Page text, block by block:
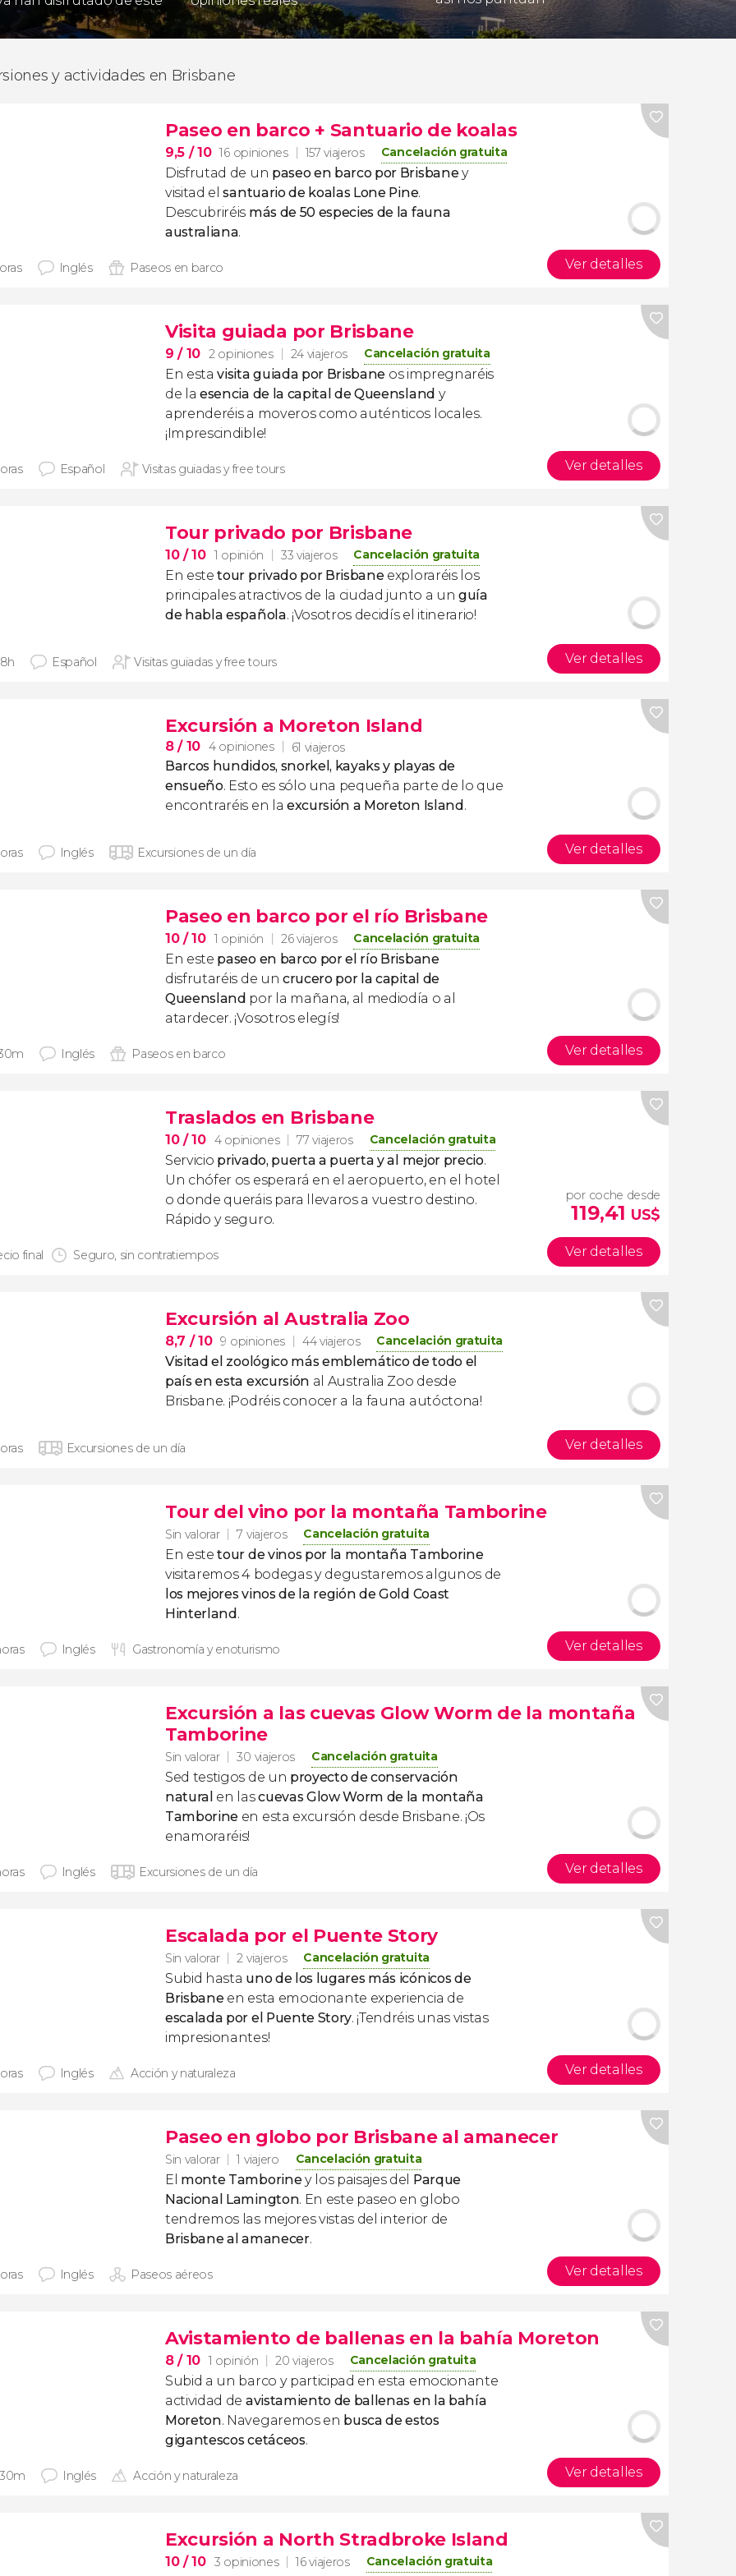
y actividades en Brisbane
Paseo en barco + Santuario de koalas
9,5 / 10 16 opiniones 157 viajeros Cancelación gratuita
Disfrutad de un paseo en barco por Brisbane y
visitad elsantuario de koalas Lone Pine.
Descubriréis más de 50 especies de la fauna
australiana.
Inglés Paseos en barco Ver detalles
Visita guiada por Brisbane
9/ 10 2 opiniones 24 viajeros Cancelación gratuita
En estavisita guiada por Brisbane os impregnaréis
de laesencia de la capital de Queensland y
aprenderéis a moveros como auténticos locales.
¡Imprescindible!
Español Visitas guiadas y free tours Ver detalles
Tour privado por Brisbane
10/ 10 1 opinión 33 viajeros Cancelación gratuita
En estetour privado por Brisbane exploraréis los
principales atractivos de la ciudad junto a un guía
de habla española. ¡Vosotros decidís el itinerario!
Español Visitas guiadas y free tours Ver detalles
Excursión a Moreton Island
8/ 10 4 opiniones 61 viajeros
Barcos hundidos, snorkel, kayaks y playas de
ensueño. Esto es sólo una pequeña parte de lo que
encontraréis en la excursión a Moreton Island.
Inglés Excursiones de un día Ver detalles
Paseo en barco por el río Brisbane
10/ 10 1 opinión 26 viajeros Cancelación gratuita
En este paseo en barco por el río Brisbane
disfrutaréis de un crucero por la capital de
Queensland por la mañana, al mediodía o al
atardecer. ¡Vosotros elegís!
Inglés Paseos en barco Ver detalles
Traslados en Brisbane
10/ 10 4 opiniones 77 viajeros Cancelación gratuita
Servicio privado, puerta a puerta y al mejor precio.
Un chófer os esperará en el aeropuerto, en el hotel
o donde queráis para llevaros a vuestro destino.
Rápido y seguro.
final Seguro, sin contratiempos
por coche desde
119,41 US$
Ver detalles
Excursión al Australia Zoo
8,7 / 10 9 opiniones 44 viajeros Cancelación gratuita
Visitad el zoológico más emblemático de todo el
país en esta excursión al Australia Zoo desde
Brisbane. ¡Podréis conocer a la fauna autóctona!
Excursiones de un día Ver detalles
Tour del vino por la montaña Tamborine
Sin valorar 7 viajeros Cancelación gratuita
En estetour de vinos por la montaña Tamborine
visitaremos 4 bodegas y degustaremos algunos de
los mejores vinos de la región de Gold Coast
Hinterland.
Inglés Gastronomía y enoturismo Ver detalles
Excursión a las cuevas Glow Worm de la montaña
Tamborine
Sin valorar 30 viajeros Cancelación gratuita
Sed testigos de un proyecto de conservación
natural en lascuevas Glow Worm de la montaña
Tamborine en esta excursión desde Brisbane. ¡Os
enamoraréis!
Inglés Excursiones de un día Ver detalles
Escalada por el Puente Story
Sin valorar 2 viajeros Cancelación gratuita
Subid hasta uno de los lugares más icónicos de
Brisbane en esta emocionante experiencia de
escalada por el Puente Story. ¡Tendréis unas vistas
impresionantes!
Inglés Acción y naturaleza Ver detalles
Paseo en globo por Brisbane al amanecer
Sin valorar 1 viajero Cancelación gratuita
El monte Tamborine y los paisajes del Parque
Nacional Lamington. En este paseo en globo
tendremos las mejores vistas del interior de
Brisbane al amanecer.
Inglés Paseos aéreos Ver detalles
Avistamiento de ballenas en la bahía Moreton
8/ 10 1 opinión 20 viajeros Cancelación gratuita
Subid a un barco y participad en esta emocionante
actividad de avistamiento de ballenas en la bahía
Moreton. Navegaremos en busca de estos
gigantescos cetáceos.
Inglés Acción y naturaleza Ver detalles
Excursión a North Stradbroke Island
10/ 10 3 opiniones 16 viajeros Cancelación gratuita